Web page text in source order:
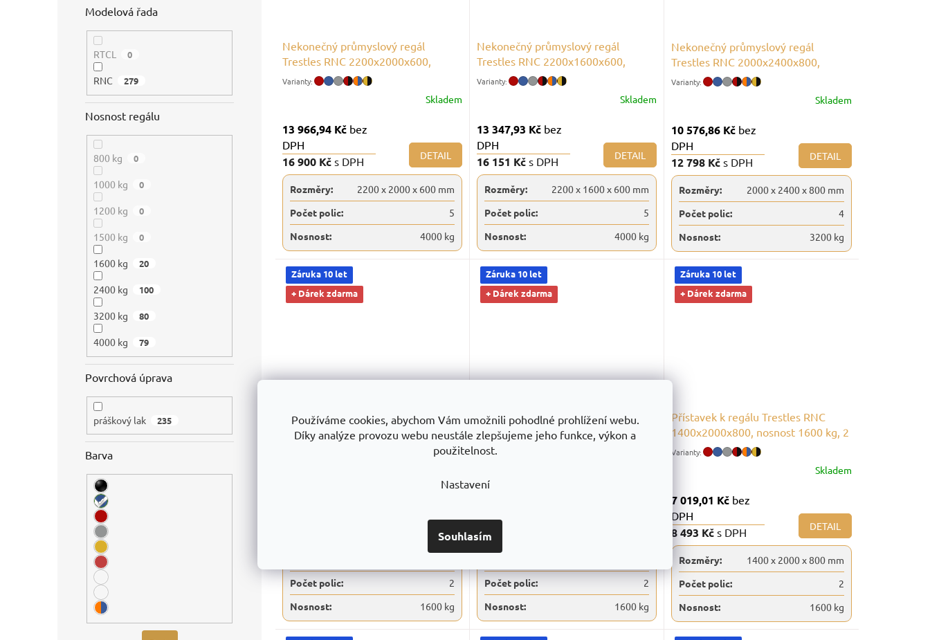
Používáme cookies, abychom Vám umožnili pohodlné prohlížení webu.
Díky analýze provozu webu neustále zlepšujeme jeho funkce, výkon a
použitelnost.
Nastavení
Souhlasím
Modelová řada
RTCL 0
RNC 279
Nosnost regálu
800 kg 0
1000 kg 0
1200 kg 0
1500 kg 0
1600 kg 20
2400 kg 100
3200 kg 80
4000 kg 79
Povrchová úprava
práškový lak 235
Barva
Nekonečný průmyslový regál
Trestles RNC 2200x2000x600,
nosnost 4000 kg, 5 polic
Skladem
13 966,94 Kč bez
DPH
16 900 Kč s DPH DETAIL
Rozměry:
2200 x 2000 x 600 mm
Počet polic:
5
Nosnost:
4000 kg
Nekonečný průmyslový regál
Trestles RNC 2200x1600x600,
nosnost 4000 kg, 5 polic
Skladem
13 347,93 Kč bez
DPH
16 151 Kč s DPH DETAIL
Rozměry:
2200 x 1600 x 600 mm
Počet polic:
5
Nosnost:
4000 kg
Nekonečný průmyslový regál
Trestles RNC 2000x2400x800,
nosnost 3200 kg, 4 police
Skladem
10 576,86 Kč bez
DPH
12 798 Kč s DPH DETAIL
Rozměry:
2000 x 2400 x 800 mm
Počet polic:
4
Nosnost:
3200 kg
Záruka 10 let
+ Dárek zdarma
Přístavek k regálu Trestles RNC
1400x2400x800, nosnost 1600 kg, 2
DETAIL
Počet polic:
2
Nosnost:
1600 kg
Záruka 10 let
+ Dárek zdarma
Přístavek k regálu Trestles RNC
1400x2200x800, nosnost 1600 kg, 2
police
8 768 Kč
Počet polic:
2
Nosnost:
1600 kg
Záruka 10 let
+ Dárek zdarma
Přístavek k regálu Trestles RNC
1400x2000x800, nosnost 1600 kg, 2
police
Skladem
7 019,01 Kč bez
DPH
8 493 Kč s DPH DETAIL
Rozměry:
1400 x 2000 x 800 mm
Počet polic:
2
Nosnost:
1600 kg